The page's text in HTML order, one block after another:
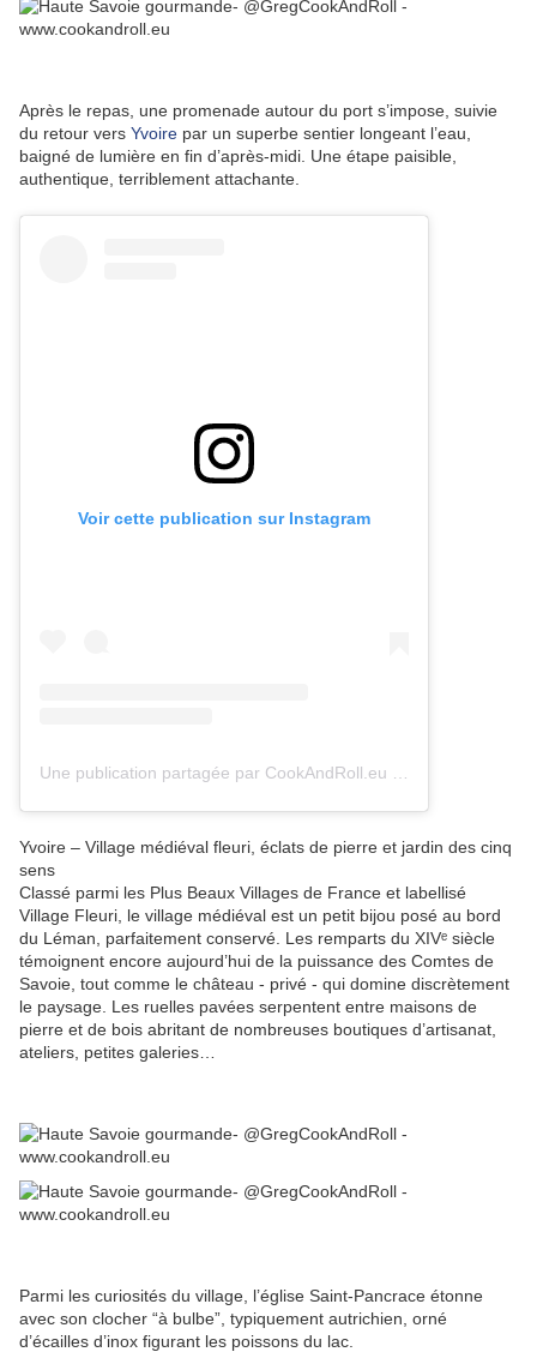
Après le repas, une promenade autour du port s’impose, suivie
du retour vers Yvoire par un superbe sentier longeant l’eau,
baigné de lumière en fin d’après-midi. Une étape paisible,
authentique, terriblement attachante.
Voir cette publication sur Instagram
Yvoire – Village médiéval fleuri, éclats de pierre et jardin des cinq
sens
Classé parmi les Plus Beaux Villages de France et labellisé
Village Fleuri, le village médiéval est un petit bijou posé au bord
du Léman, parfaitement conservé. Les remparts du XIVᵉ siècle
témoignent encore aujourd’hui de la puissance des Comtes de
Savoie, tout comme le château - privé - qui domine discrètement
le paysage. Les ruelles pavées serpentent entre maisons de
pierre et de bois abritant de nombreuses boutiques d’artisanat,
ateliers, petites galeries…
Parmi les curiosités du village, l’église Saint-Pancrace étonne
avec son clocher “à bulbe”, typiquement autrichien, orné
d’écailles d’inox figurant les poissons du lac.